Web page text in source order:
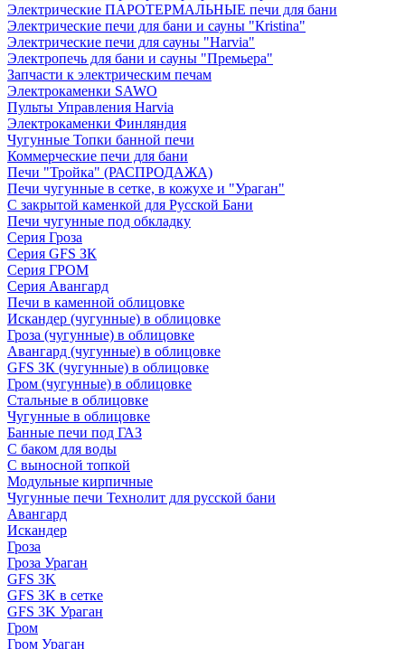
Электрические ПАРОТЕРМАЛЬНЫЕ печи для бани
Электрические печи для бани и сауны "Кristina"
Электрические печи для сауны "Harvia"
Электропечь для бани и сауны "Премьера"
Запчасти к электрическим печам
Электрокаменки SAWO
Пульты Управления Harvia
Электрокаменки Финляндия
Чугунные Топки банной печи
Коммерческие печи для бани
Печи "Тройка" (РАСПРОДАЖА)
Печи чугунные в сетке, в кожухе и "Ураган"
С закрытой каменкой для Русской Бани
Печи чугунные под обкладку
Серия Гроза
Серия GFS ЗК
Серия ГРОМ
Серия Авангард
Печи в каменной облицовке
Искандер (чугунные) в облицовке
Гроза (чугунные) в облицовке
Авангард (чугунные) в облицовке
GFS ЗК (чугунные) в облицовке
Гром (чугунные) в облицовке
Стальные в облицовке
Чугунные в облицовке
Банные печи под ГАЗ
С баком для воды
С выносной топкой
Модульные кирпичные
Чугунные печи Технолит для русской бани
Авангард
Искандер
Гроза
Гроза Ураган
GFS 3K
GFS 3K в сетке
GFS 3K Ураган
Гром
Гром Ураган